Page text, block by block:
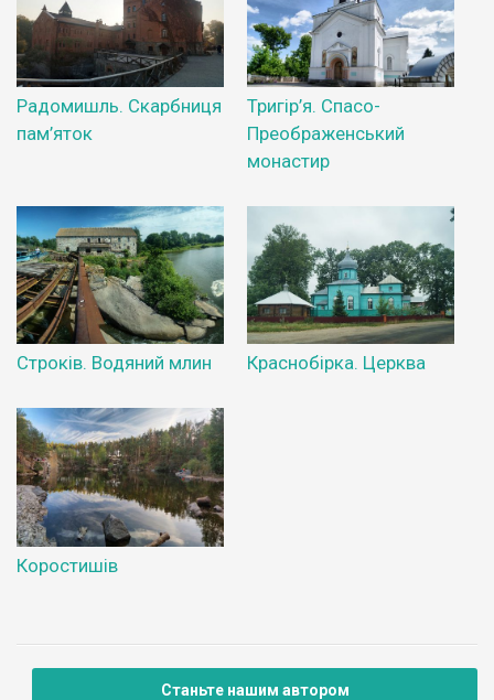
Радомишль. Скарбниця
пам’яток
Тригір’я. Спасо-
Преображенський
монастир
Строків. Водяний млин Краснобірка. Церква
Коростишів
Станьте нашим автором